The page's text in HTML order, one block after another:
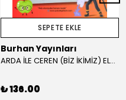
SEPETE EKLE
Burhan Yayınları
ARDA İLE CEREN (BİZ İKİMİZ) ELMA AĞACI VE İTFAİYE HİKAYE KİTABI
₺ 136.00